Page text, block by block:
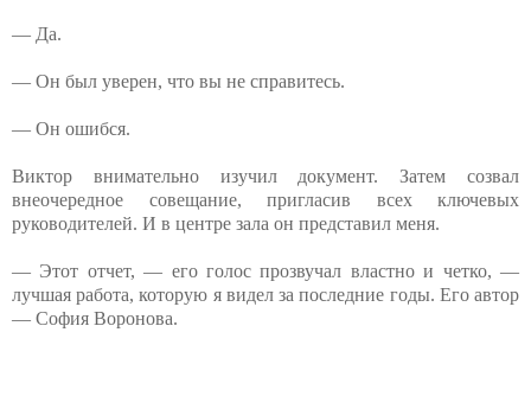
— Да.
— Он был уверен, что вы не справитесь.
— Он ошибся.
Виктор внимательно изучил документ. Затем созвал
внеочередное совещание, пригласив всех ключевых
руководителей. И в центре зала он представил меня.
— Этот отчет, — его голос прозвучал властно и четко, —
лучшая работа, которую я видел за последние годы. Его автор
— София Воронова.